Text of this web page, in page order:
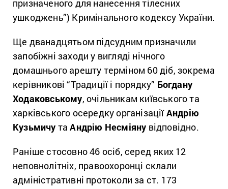
призначеного для нанесення тілесних
ушкоджень”) Кримінального кодексу України.
Ще дванадцятьом підсудним призначили
запобіжні заходи у вигляді нічного
домашнього арешту терміном 60 діб, зокрема
керівникові “Традиції і порядку” Богдану
Ходаковському, очільникам київського та
харківського осередку організаціїАндрію
Кузьмичу таАндрію Несміяну відповідно.
Раніше стосовно 46 осіб, серед яких 12
неповнолітніх, правоохоронці склали
адміністративні протоколи за ст. 173